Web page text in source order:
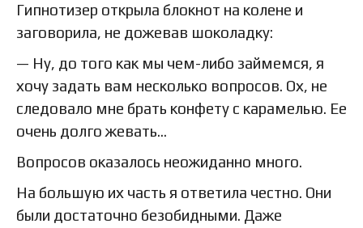
Гипнотизер открыла блокнот на колене и
заговорила, не дожевав шоколадку:
— Ну, до того как мы чем-либо займемся, я
хочу задать вам несколько вопросов. Ох, не
следовало мне брать конфету с карамелью. Ее
очень долго жевать…
Вопросов оказалось неожиданно много.
На большую их часть я ответила честно. Они
были достаточно безобидными. Даже